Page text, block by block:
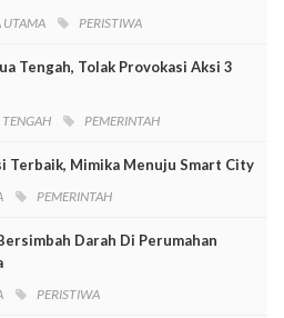
UTAMA PERISTIWA
Tengah, Tolak Provokasi Aksi 3
TENGAH PEMERINTAH
Terbaik, Mimika Menuju Smart City
PEMERINTAH
Darah Di Perumahan
PERISTIWA